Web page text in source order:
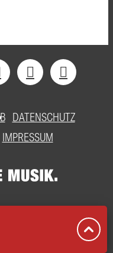
DATENSCHUTZ
IMPRESSUM